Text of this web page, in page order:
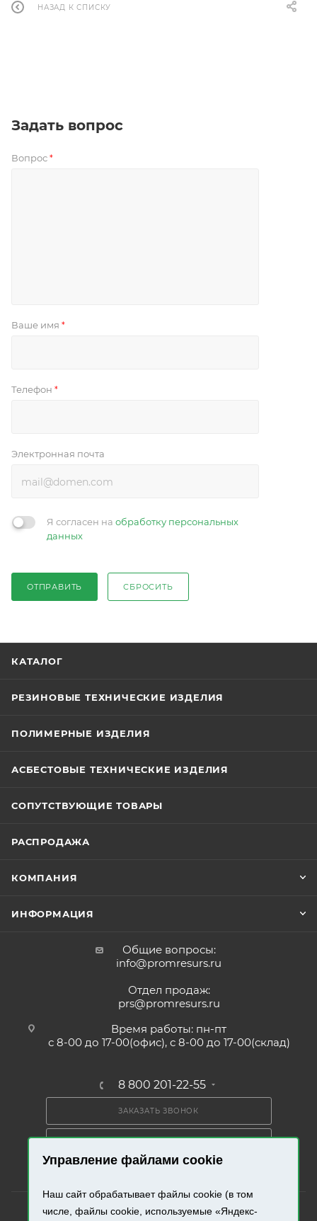
Управление файлами cookie
Наш сайт обрабатывает файлы cookie (в том
числе, файлы cookie, используемые «Яндекс-
НАЗАД К СПИСКУ
Задать вопрос
Вопрос *
Ваше имя *
Телефон *
Электронная почта
Я согласен на обработку персональных
данных
ОТПРАВИТЬ СБРОСИТЬ
КАТАЛОГ
РЕЗИНОВЫЕ ТЕХНИЧЕСКИЕ ИЗДЕЛИЯ
ПОЛИМЕРНЫЕ ИЗДЕЛИЯ
АСБЕСТОВЫЕ ТЕХНИЧЕСКИЕ ИЗДЕЛИЯ
СОПУТСТВУЮЩИЕ ТОВАРЫ
РАСПРОДАЖА
КОМПАНИЯ
ИНФОРМАЦИЯ
Общие вопросы:
info@promresurs.ru
Отдел продаж:
prs@promresurs.ru
Время работы: пн-пт
с 8-00 до 17-00(офис), с 8-00 до 17-00(склад)
8 800 201-22-55
ЗАКАЗАТЬ ЗВОНОК